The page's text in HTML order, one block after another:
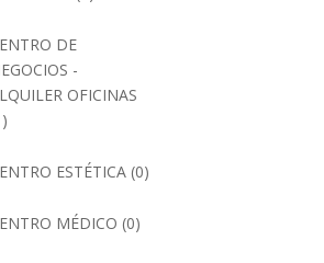
DE
-
OFICINAS
ESTÉTICA (0)
MÉDICO (0)